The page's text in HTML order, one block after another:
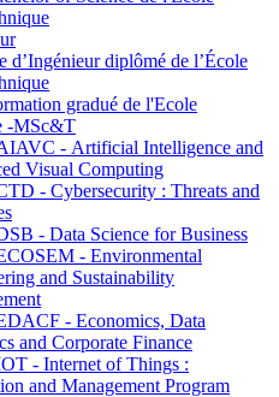
d’Ingénieur diplômé de l’École
gradué de l'Ecole
-MSc&T
- Artificial Intelligence and
Visual Computing
- Cybersecurity : Threats and
- Data Science for Business
- Environmental
and Sustainability
- Economics, Data
and Corporate Finance
- Internet of Things :
and Management Program